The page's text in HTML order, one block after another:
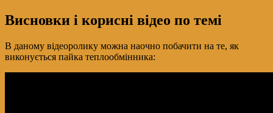
Висновки і корисні відео по темі
В даному відеоролику можна наочно побачити на те, як
виконується пайка теплообмінника: